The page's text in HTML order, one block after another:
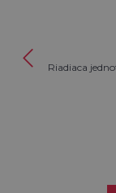
Riadiaca